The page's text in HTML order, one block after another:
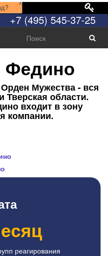
x
+7 (495) 545-37-25
Федино
Мужества - вся
Тверская области.
входит в зону
компании.
реагирования